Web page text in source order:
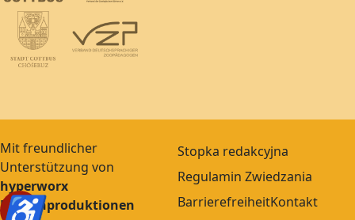
Mit freundlicher
Unterstützung von
hyperworx
Medienproduktionen
Stopka redakcyjna
Regulamin Zwiedzania
BarrierefreiheitKontakt
♿